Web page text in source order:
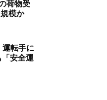
荷物受
模か
転手に
安全運